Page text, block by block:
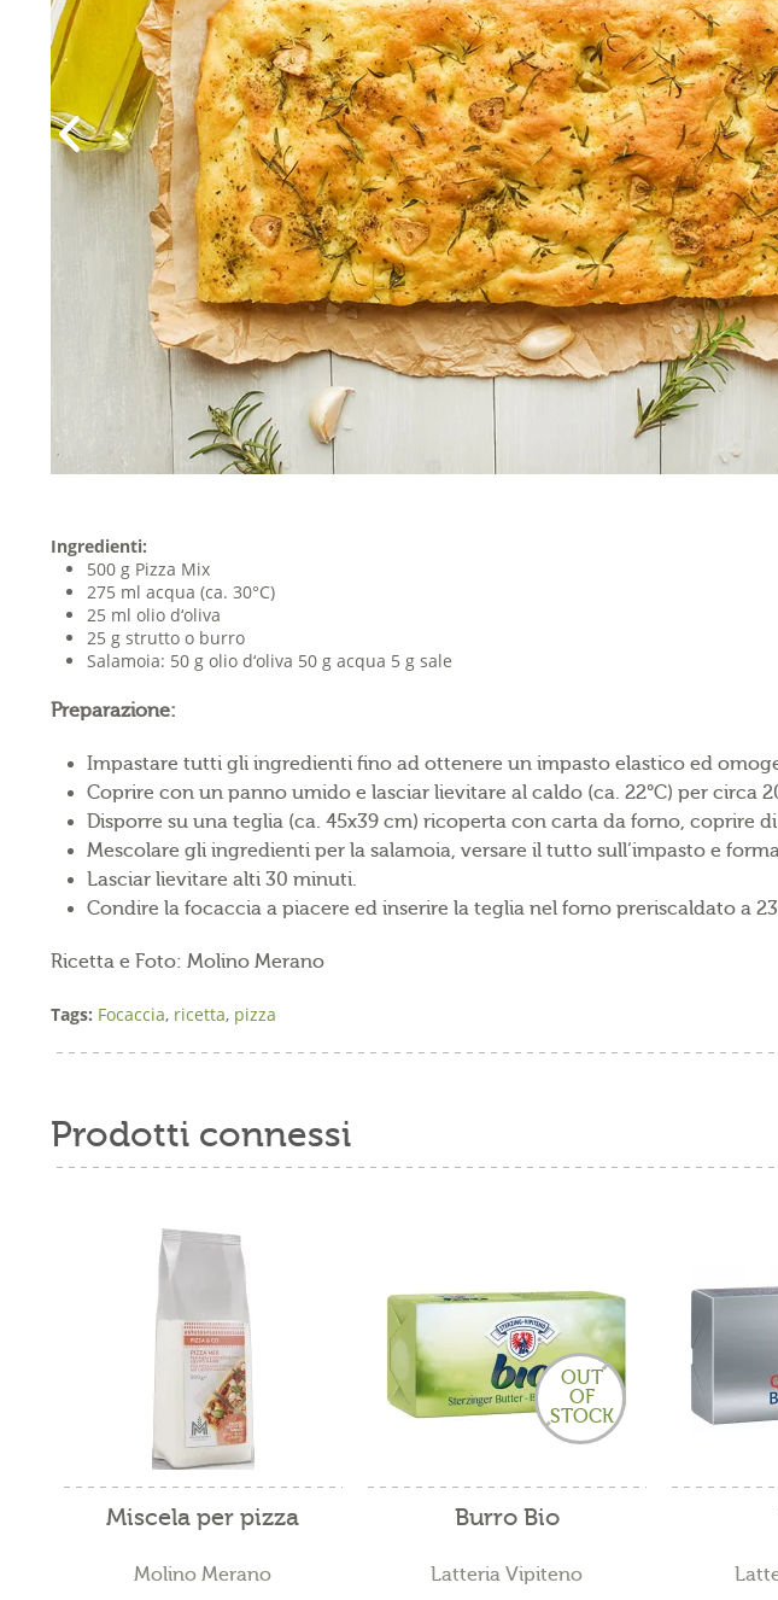
Ingredienti:
500 g Pizza Mix
275 ml acqua (ca. 30°C)
25 ml olio d‘oliva
25 g strutto o burro
Salamoia: 50 g olio d‘oliva 50 g acqua 5 g sale
Preparazione:
Impastare tutti gli ingredienti fino ad ottenere un impasto elastico ed
Coprire con un panno umido e lasciar lievitare al caldo (ca. 22°C) per circa
Disporre su una teglia (ca. 45x39 cm) ricoperta con carta da forno, coprire
Mescolare gli ingredienti per la salamoia, versare il tutto sull‘impasto e
Lasciar lievitare alti 30 minuti.
Condire la focaccia a piacere ed inserire la teglia nel forno preriscaldato a
Ricetta e Foto: Molino Merano
Tags: Focaccia, ricetta, pizza
Prodotti connessi
Miscela per pizza
Molino Merano
OUT
OF
STOCK
Burro Bio
Latteria Vipiteno